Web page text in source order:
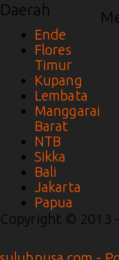
Daerah
Ende
Flores
Timur
Kupang
Lembata
Manggarai
Barat
NTB
Sikka
Bali
Jakarta
Papua
Copyright © 2013